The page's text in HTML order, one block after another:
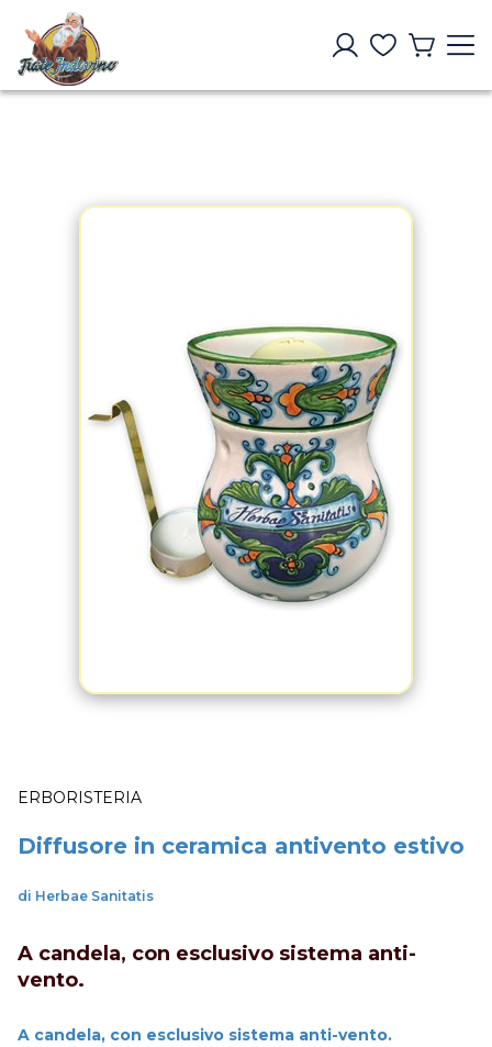
ERBORISTERIA
Diffusore in ceramica antivento estivo
di Herbae Sanitatis
A candela, con esclusivo sistema anti-
vento.
A candela, con esclusivo sistema anti-vento.